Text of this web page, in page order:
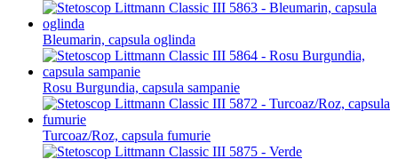
Bleumarin, capsula oglinda
Rosu Burgundia, capsula sampanie
Turcoaz/Roz, capsula fumurie